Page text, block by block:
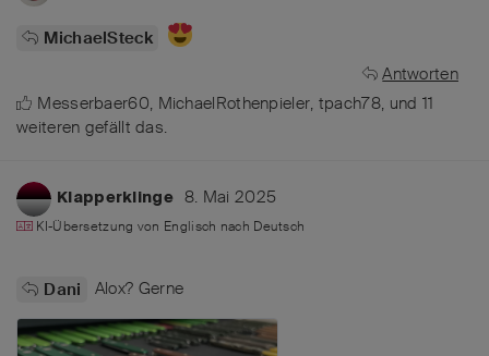
MichaelSteck
Antworten
Messerbaer60, MichaelRothenpieler, tpach78, und 11
weiteren gefällt das.
Klapperklinge 8. Mai 2025
KI-Übersetzung von Englisch nach Deutsch
Dani Alox? Gerne